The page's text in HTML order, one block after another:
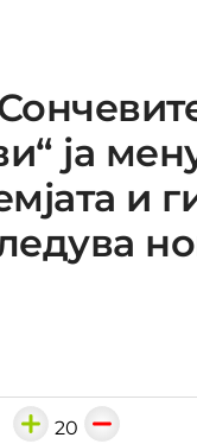
ја
и
20